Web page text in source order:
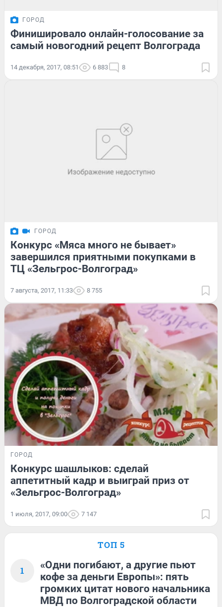
ГОРОД
Финишировало онлайн-голосование за
самый новогодний рецепт Волгограда
14 декабря, 2017, 08:51 6 883 8
ГОРОД
Конкурс «Мяса много не бывает»
завершился приятными покупками в
ТЦ «Зельгрос-Волгоград»
7 августа, 2017, 11:33 8 755
ГОРОД
Конкурс шашлыков: сделай
аппетитный кадр и выиграй приз от
«Зельгрос-Волгоград»
1 июля, 2017, 09:00 7 147
ТОП 5
1
«Одни погибают, а другие пьют
кофе за деньги Европы»: пять
громких цитат нового начальника
МВД по Волгоградской области